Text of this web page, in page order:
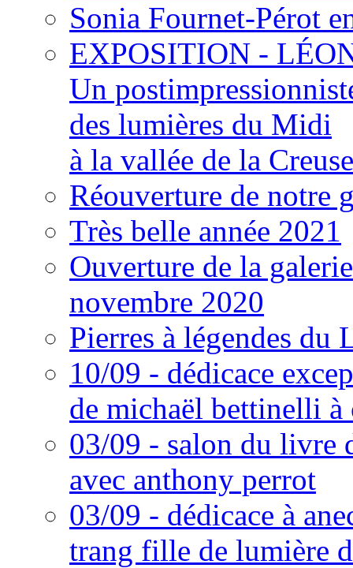
Sonia Fournet-Pérot
EXPOSITION -
Un
des lumières du Midi
à la vallée de la Creuse
Réouverture de notre
Très belle année 2021
Ouverture de la
novembre 2020
Pierres à légendes du
10/09 - dédicace
de michaël bettinelli à
03/09 - salon du livre
avec anthony perrot
03/09 - dédicace à
trang fille de lumière